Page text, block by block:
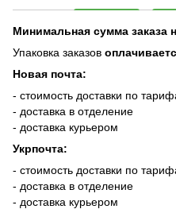
Минимальная сумма заказа
Упаковка заказов
Новая почта:
- стоимость доставки по
- доставка в отделение
- доставка курьером
Укрпочта:
- стоимость доставки по
- доставка в отделение
- доставка курьером